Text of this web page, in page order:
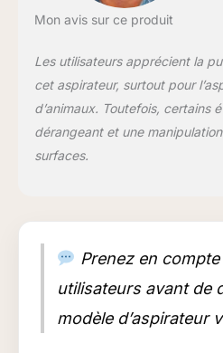
Mon avis sur ce produit
Les utilisateurs apprécient la
cet aspirateur, surtout pour
d’animaux. Toutefois, certains
dérangeant et une
surfaces.
Prenez en
utilisateurs avant de
modèle d’aspirateur